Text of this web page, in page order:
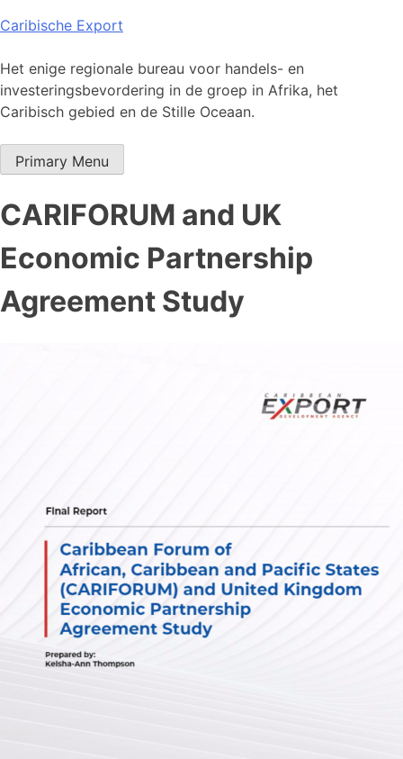
Skip
content
Caribische Export
Het enige regionale bureau voor handels- en
investeringsbevordering in de groep in Afrika, het
Caribisch gebied en de Stille Oceaan.
Primary Menu
CARIFORUM and UK
Economic Partnership
Agreement Study